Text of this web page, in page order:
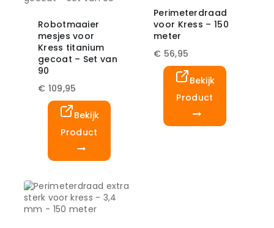
Robotmaaier
mesjes voor
Kress titanium
gecoat – Set van
90
€ 109,95
Bekijk
Product
Perimeterdraad
voor Kress – 150
meter
€ 56,95
Bekijk
Product